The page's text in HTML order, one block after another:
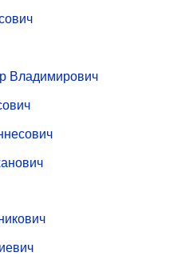
Владимирович